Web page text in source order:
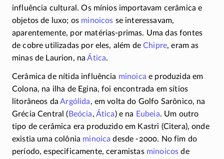
influência cultural. Os mínios importavam cerâmica e
objetos de luxo; os minoicos se interessavam,
aparentemente, por matérias-primas. Uma das fontes
de cobre utilizadas por eles, além deChipre, eram as
minas de Laurion, naÁtica.
Cerâmica de nítida influência minoica e produzida em
Colona, na ilha de Egina, foi encontrada em sítios
litorâneos daArgólida, em volta do Golfo Sarônico, na
Grécia Central (Beócia, Ática) e na Eubeia. Um outro
tipo de cerâmica era produzido em Kastri (Citera), onde
existia uma colônia minoica desde -2000. No fim do
período, especificamente, ceramistas minoicos de